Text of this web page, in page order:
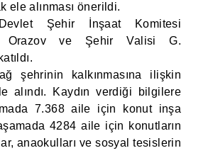
ele alınması önerildi.
Devlet Şehir İnşaat Komitesi
Orazov ve Şehir Valisi G.
şehrinin kalkınmasına ilişkin
alındı. Kaydın verdiği bilgilere
7.368 aile için konut inşa
4284 aile için konutların
anaokulları ve sosyal tesislerin